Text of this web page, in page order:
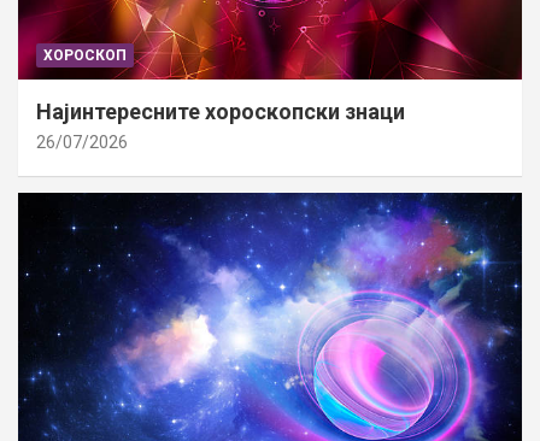
ХОРОСКОП
Најинтересните хороскопски знаци
26/07/2026